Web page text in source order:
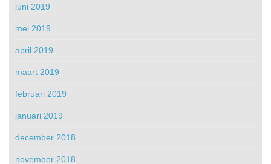
juni 2019
mei 2019
april 2019
maart 2019
februari 2019
januari 2019
december 2018
november 2018